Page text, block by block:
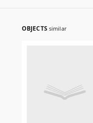
OBJECTS similar